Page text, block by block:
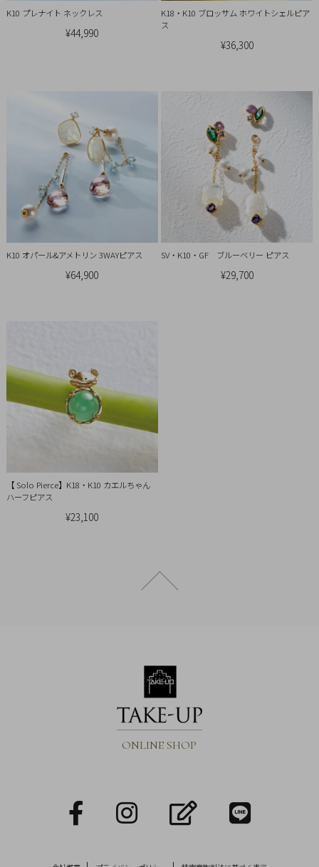
K10 プレナイト ネックレス
¥44,990
K18・K10 ブロッサム ホワイトシェルピア
ス
¥36,300
K10 オパール&アメトリン 3WAYピアス
¥64,900
SV・K10・GF ブルーベリー ピアス
¥29,700
【 Solo Pierce】K18・K10 カエルちゃん
ハーフピアス
¥23,100
ページトップへ戻る
ONLINE SHOP
facebook
Instagram
blogLINE
く